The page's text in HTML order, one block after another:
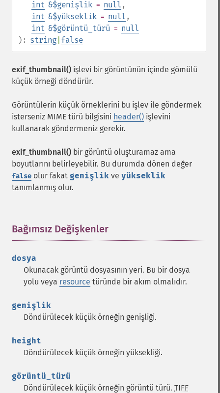
int &$genişlik = null ,
int &$yükseklik = null ,
int &$görüntü_türü = null
): string false
exif_thumbnail() işlevi bir görüntünün içinde gömülü
küçük örneği döndürür.
Görüntülerin küçük örneklerini bu işlev ile göndermek
isterseniz MIME türü bilgisini header() işlevini
kullanarak göndermeniz gerekir.
exif_thumbnail() bir görüntü oluşturamaz ama
boyutlarını belirleyebilir. Bu durumda dönen değer
false olur fakat genişlik ve yükseklik
tanımlanmış olur.
Bağımsız Değişkenler
dosya
Okunacak görüntü dosyasının yeri. Bu bir dosya
yolu veya resource türünde bir akım olmalıdır.
genişlik
Döndürülecek küçük örneğin genişliği.
height
Döndürülecek küçük örneğin yüksekliği.
görüntü_türü
Döndürülecek küçük örneğin görüntü türü. TIFF